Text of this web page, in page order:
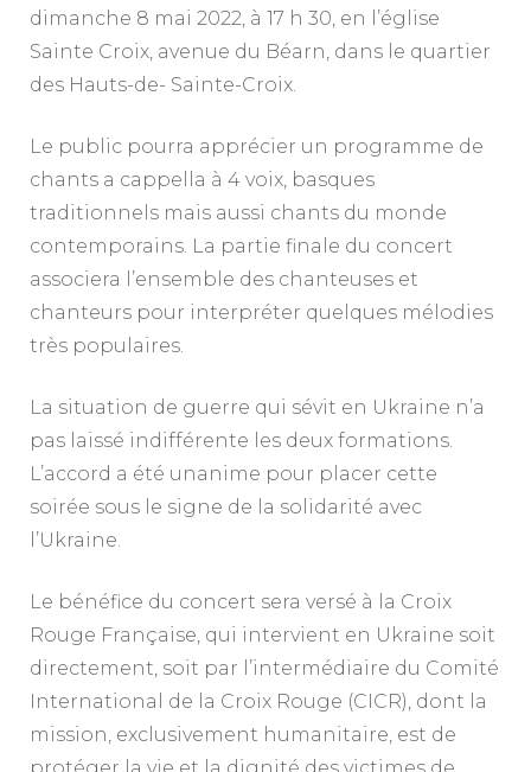
dimanche 8 mai 2022, à 17 h 30, en l’église
Sainte Croix, avenue du Béarn, dans le quartier
des Hauts-de- Sainte-Croix.
Le public pourra apprécier un programme de
chants a cappella à 4 voix, basques
traditionnels mais aussi chants du monde
contemporains. La partie finale du concert
associera l’ensemble des chanteuses et
chanteurs pour interpréter quelques mélodies
très populaires.
La situation de guerre qui sévit en Ukraine n’a
pas laissé indifférente les deux formations.
L’accord a été unanime pour placer cette
soirée sous le signe de la solidarité avec
l’Ukraine.
Le bénéfice du concert sera versé à la Croix
Rouge Française, qui intervient en Ukraine soit
directement, soit par l’intermédiaire du Comité
International de la Croix Rouge (CICR), dont la
mission, exclusivement humanitaire, est de
protéger la vie et la dignité des victimes de